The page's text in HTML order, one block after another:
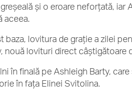
și o eroare neforțată, iar
aceea.
baza, lovitura de grație a zilei
nouă lovituri direct câștigătoare
în finală pe Ashleigh Barty,
în fața Elinei Svitolina.